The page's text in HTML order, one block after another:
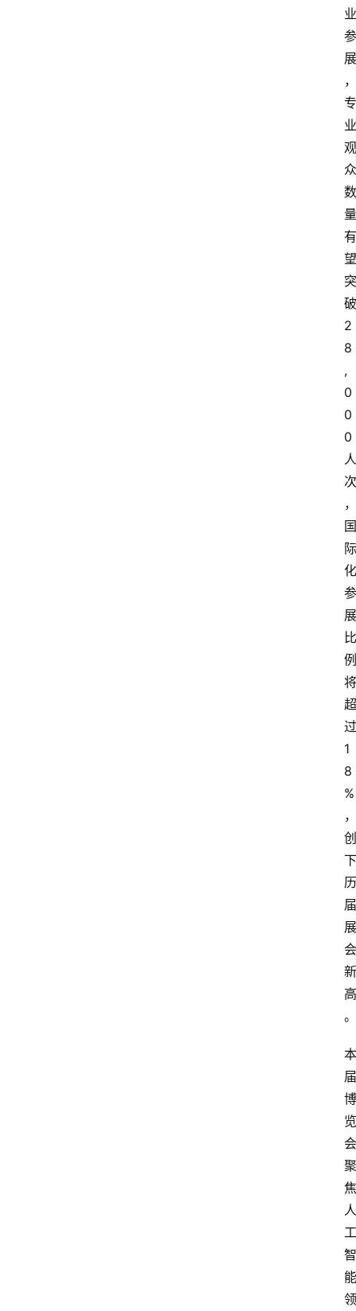
业
参
展
，
专
业
观
众
数
量
有
望
突
破
2
8
,
0
0
0
人
次
，
国
际
化
参
展
比
例
将
超
过
1
8
%
，
创
下
历
届
展
会
新
高
。
本
届
博
览
会
聚
焦
人
工
智
能
领